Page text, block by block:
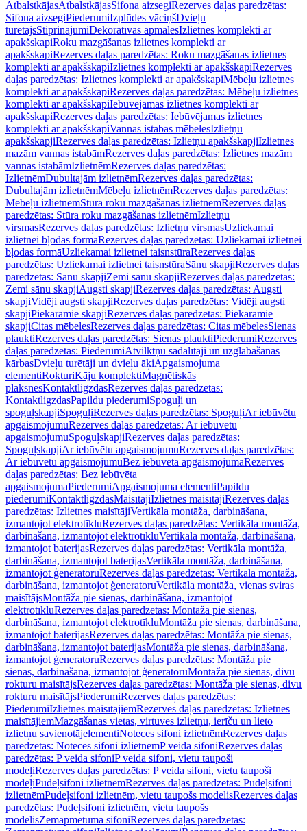
AtbalstkājasAtbalstkājasSifona aizsegiRezerves daļas paredzētas:
Sifona aizsegiPiederumiIzplūdes vāciņšDvieļu
turētājsStiprinājumiDekoratīvās apmalesIzlietnes komplekti ar
apakšskapiRoku mazgāšanas izlietnes komplekti ar
apakšskapiRezerves daļas paredzētas: Roku mazgāšanas izlietnes
komplekti ar apakšskapiIzlietnes komplekti ar apakšskapiRezerves
daļas paredzētas: Izlietnes komplekti ar apakšskapiMēbeļu izlietnes
komplekti ar apakšskapiRezerves daļas paredzētas: Mēbeļu izlietnes
komplekti ar apakšskapiIebūvējamas izlietnes komplekti ar
apakšskapiRezerves daļas paredzētas: Iebūvējamas izlietnes
komplekti ar apakšskapiVannas istabas mēbelesIzlietņu
apakšskapjiRezerves daļas paredzētas: Izlietņu apakšskapjiIzlietnes
mazām vannas istabāmRezerves daļas paredzētas: Izlietnes mazām
vannas istabāmIzlietnēmRezerves daļas paredzētas:
IzlietnēmDubultajām izlietnēmRezerves daļas paredzētas:
Dubultajām izlietnēmMēbeļu izlietnēmRezerves daļas paredzētas:
Mēbeļu izlietnēmStūra roku mazgāšanas izlietnēmRezerves daļas
paredzētas: Stūra roku mazgāšanas izlietnēmIzlietņu
virsmasRezerves daļas paredzētas: Izlietņu virsmasUzliekamai
izlietnei bļodas formāRezerves daļas paredzētas: Uzliekamai izlietnei
bļodas formāUzliekamai izlietnei taisnstūraRezerves daļas
paredzētas: Uzliekamai izlietnei taisnstūraSānu skapjiRezerves daļas
paredzētas: Sānu skapjiZemi sānu skapjiRezerves daļas paredzētas:
Zemi sānu skapjiAugsti skapjiRezerves daļas paredzētas: Augsti
skapjiVidēji augsti skapjiRezerves daļas paredzētas: Vidēji augsti
skapjiPiekaramie skapjiRezerves daļas paredzētas: Piekaramie
skapjiCitas mēbelesRezerves daļas paredzētas: Citas mēbelesSienas
plauktiRezerves daļas paredzētas: Sienas plauktiPiederumiRezerves
daļas paredzētas: PiederumiAtvilktņu sadalītāji un uzglabāšanas
kārbasDvieļu turētāji un dvieļu āķiApgaismojuma
elementiRokturiKāju komplektiMagnētiskās
plāksnesKontaktligzdasRezerves daļas paredzētas:
KontaktligzdasPapildu piederumiSpoguļi un
spoguļskapjiSpoguļiRezerves daļas paredzētas: SpoguļiAr iebūvētu
apgaismojumuRezerves daļas paredzētas: Ar iebūvētu
apgaismojumuSpoguļskapjiRezerves daļas paredzētas:
SpoguļskapjiAr iebūvētu apgaismojumuRezerves daļas paredzētas:
Ar iebūvētu apgaismojumuBez iebūvēta apgaismojumaRezerves
daļas paredzētas: Bez iebūvēta
apgaismojumaPiederumiApgaismojuma elementiPapildu
piederumiKontaktligzdasMaisītājiIzlietnes maisītājiRezerves daļas
paredzētas: Izlietnes maisītājiVertikāla montāža, darbināšana,
izmantojot elektrotīkluRezerves daļas paredzētas: Vertikāla montāža,
darbināšana, izmantojot elektrotīkluVertikāla montāža, darbināšana,
izmantojot baterijasRezerves daļas paredzētas: Vertikāla montāža,
darbināšana, izmantojot baterijasVertikāla montāža, darbināšana,
izmantojot ģeneratoruRezerves daļas paredzētas: Vertikāla montāža,
darbināšana, izmantojot ģeneratoruVertikāla montāža, vienas sviras
maisītājsMontāža pie sienas, darbināšana, izmantojot
elektrotīkluRezerves daļas paredzētas: Montāža pie sienas,
darbināšana, izmantojot elektrotīkluMontāža pie sienas, darbināšana,
izmantojot baterijasRezerves daļas paredzētas: Montāža pie sienas,
darbināšana, izmantojot baterijasMontāža pie sienas, darbināšana,
izmantojot ģeneratoruRezerves daļas paredzētas: Montāža pie
sienas, darbināšana, izmantojot ģeneratoruMontāža pie sienas, divu
rokturu maisītājsRezerves daļas paredzētas: Montāža pie sienas, divu
rokturu maisītājsPiederumiRezerves daļas paredzētas:
PiederumiIzlietnes maisītājiemRezerves daļas paredzētas: Izlietnes
maisītājiemMazgāšanas vietas, virtuves izlietņu, ierīču un lieto
izlietņu savienotājelementiNoteces sifoni izlietnēmRezerves daļas
paredzētas: Noteces sifoni izlietnēmP veida sifoniRezerves daļas
paredzētas: P veida sifoniP veida sifoni, vietu taupoši
modeļiRezerves daļas paredzētas: P veida sifoni, vietu taupoši
modeļiPudeļsifoni izlietnēmRezerves daļas paredzētas: Pudeļsifoni
izlietnēmPudeļsifoni izlietnēm, vietu taupošs modelisRezerves daļas
paredzētas: Pudeļsifoni izlietnēm, vietu taupošs
modelisZemapmetuma sifoniRezerves daļas paredzētas: